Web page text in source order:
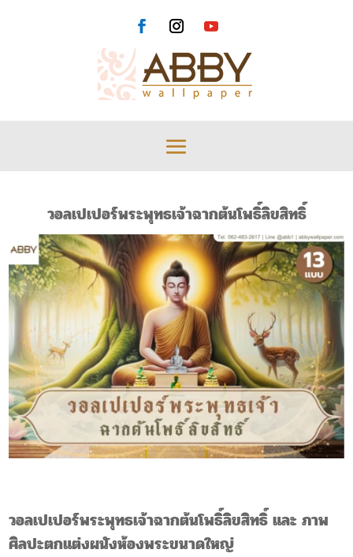
วอลเปเปอร์พระพุทธเจ้าฉากต้นโพธิ์ลิขสิทธิ์
วอลเปเปอร์พระพุทธเจ้าฉากต้นโพธิ์ลิขสิทธิ์ และ ภาพ
ศิลปะตกแต่งผนังห้องพระขนาดใหญ่